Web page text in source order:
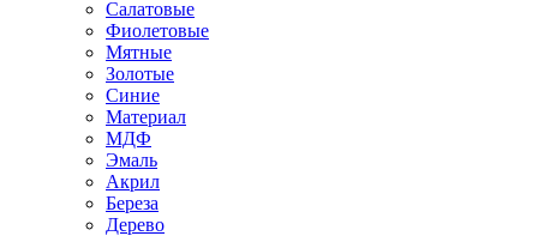
Салатовые
Фиолетовые
Мятные
Золотые
Синие
Материал
МДФ
Эмаль
Акрил
Береза
Дерево